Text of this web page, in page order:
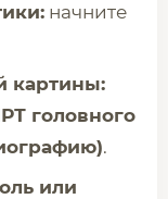
начните
картины:
головного
.
или